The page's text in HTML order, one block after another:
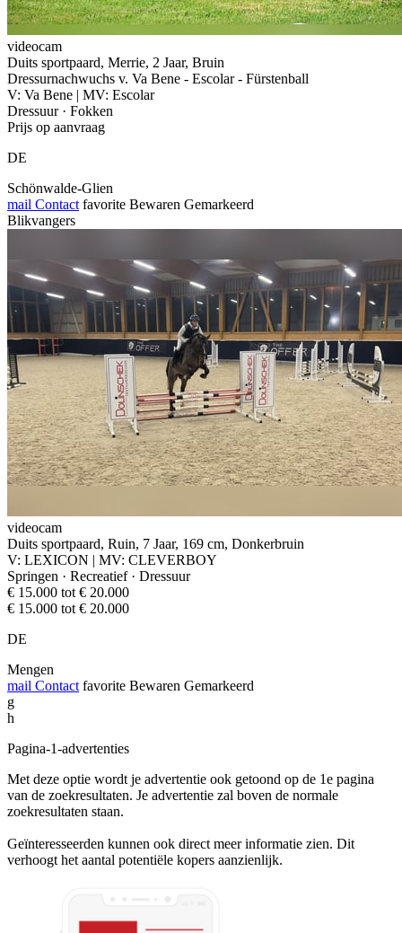
videocam
Duits sportpaard, Merrie, 2 Jaar, Bruin
Dressurnachwuchs v. Va Bene - Escolar - Fürstenball
V: Va Bene | MV: Escolar
Dressuur · Fokken
Prijs op aanvraag
DE
Schönwalde-Glien
mail Contact favorite Bewaren Gemarkeerd
Blikvangers
videocam
Duits sportpaard, Ruin, 7 Jaar, 169 cm, Donkerbruin
V: LEXICON | MV: CLEVERBOY
Springen · Recreatief · Dressuur
€ 15.000 tot € 20.000
€ 15.000 tot € 20.000
DE
Mengen
mail Contact favorite Bewaren Gemarkeerd
g
h
Pagina-1-advertenties
Met deze optie wordt je advertentie ook getoond op de 1e pagina
van de zoekresultaten. Je advertentie zal boven de normale
zoekresultaten staan.
Geïnteresseerden kunnen ook direct meer informatie zien. Dit
verhoogt het aantal potentiële kopers aanzienlijk.